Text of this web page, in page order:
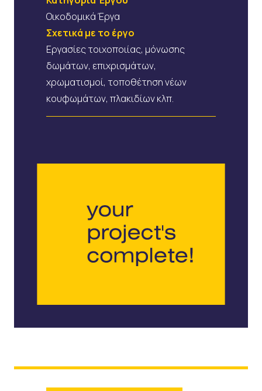
Οικοδομικά Έργα
Σχετικά με το έργο
Εργασίες τοιχοποιίας, μόνωσης
δωμάτων, επιχρισμάτων,
χρωματισμοί, τοποθέτηση νέων
κουφωμάτων, πλακιδίων κλπ.